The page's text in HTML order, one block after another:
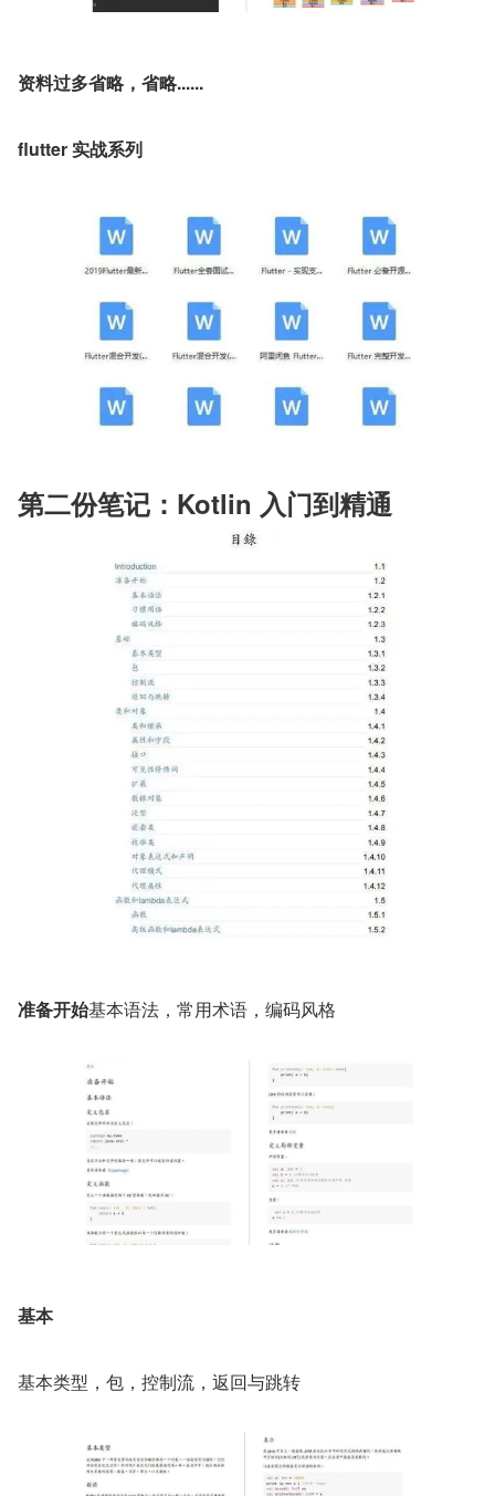
资料过多省略，省略......
flutter 实战系列
第二份笔记：Kotlin 入门到精通
准备开始基本语法，常用术语，编码风格
基本
基本类型，包，控制流，返回与跳转